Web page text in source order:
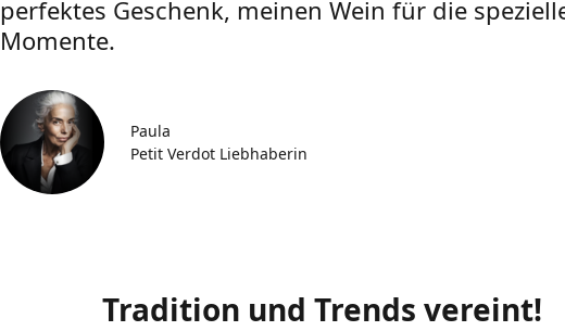
perfektes Geschenk, meinen Wein für die
Momente.
Paula
Petit Verdot Liebhaberin
Tradition und Trends vereint!